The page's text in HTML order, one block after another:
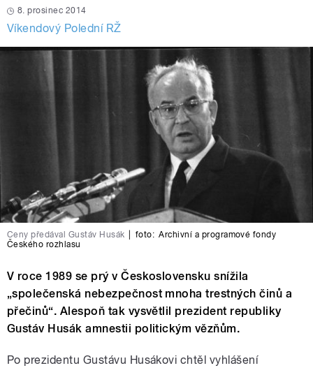
8. prosinec 2014
Víkendový Polední RŽ
Ceny předával Gustáv Husák foto: Archivní a programové fondy
Českého rozhlasu
V roce 1989 se prý v Československu snížila
„společenská nebezpečnost mnoha trestných činů a
přečinů“. Alespoň tak vysvětlil prezident republiky
Gustáv Husák amnestii politickým vězňům.
Po prezidentu Gustávu Husákovi chtěl vyhlášení